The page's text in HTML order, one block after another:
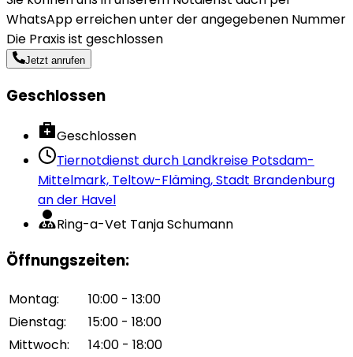
WhatsApp erreichen unter der angegebenen Nummer
Die Praxis ist geschlossen
Jetzt anrufen
Geschlossen
Geschlossen
Tiernotdienst durch Landkreise Potsdam-
Mittelmark, Teltow-Fläming, Stadt Brandenburg
an der Havel
Ring-a-Vet Tanja Schumann
Öffnungszeiten:
Montag:
10:00 - 13:00
Dienstag:
15:00 - 18:00
Mittwoch:
14:00 - 18:00